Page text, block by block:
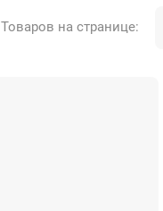
Товаров на странице: